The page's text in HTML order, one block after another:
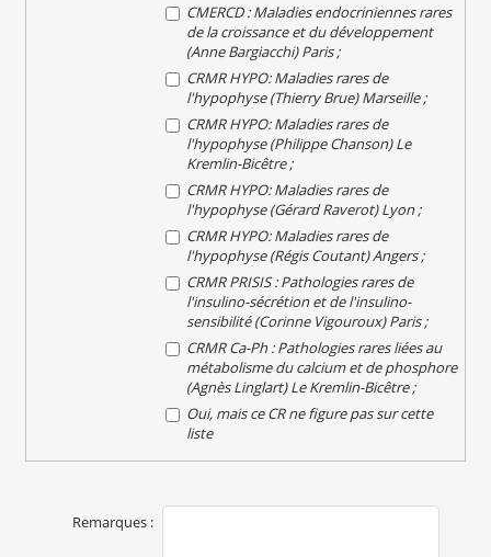
CMERCD : Maladies endocriniennes rares
de la croissance et du développement
(Anne Bargiacchi) Paris ;
CRMR HYPO: Maladies rares de
l'hypophyse (Thierry Brue) Marseille ;
CRMR HYPO: Maladies rares de
l'hypophyse (Philippe Chanson) Le
Kremlin-Bicêtre ;
CRMR HYPO: Maladies rares de
l'hypophyse (Gérard Raverot) Lyon ;
CRMR HYPO: Maladies rares de
l'hypophyse (Régis Coutant) Angers ;
CRMR PRISIS : Pathologies rares de
l'insulino-sécrétion et de l'insulino-
sensibilité (Corinne Vigouroux) Paris ;
CRMR Ca-Ph : Pathologies rares liées au
métabolisme du calcium et de phosphore
(Agnès Linglart) Le Kremlin-Bicêtre ;
Oui, mais ce CR ne figure pas sur cette
liste
Remarques :